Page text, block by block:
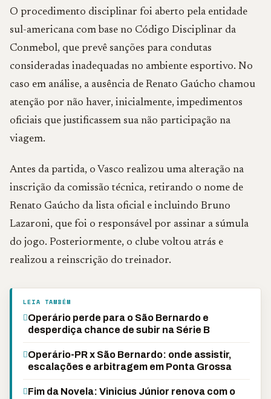
O procedimento disciplinar foi aberto pela entidade
sul-americana com base no Código Disciplinar da
Conmebol, que prevê sanções para condutas
consideradas inadequadas no ambiente esportivo. No
caso em análise, a ausência de Renato Gaúcho chamou
atenção por não haver, inicialmente, impedimentos
oficiais que justificassem sua não participação na
viagem.
Antes da partida, o Vasco realizou uma alteração na
inscrição da comissão técnica, retirando o nome de
Renato Gaúcho da lista oficial e incluindo Bruno
Lazaroni, que foi o responsável por assinar a súmula
do jogo. Posteriormente, o clube voltou atrás e
realizou a reinscrição do treinador.
LEIA TAMBÉM
Operário perde para o São Bernardo e
desperdiça chance de subir na Série B
Operário-PR x São Bernardo: onde assistir,
escalações e arbitragem em Ponta Grossa
Fim da Novela: Vinicius Júnior renova com o